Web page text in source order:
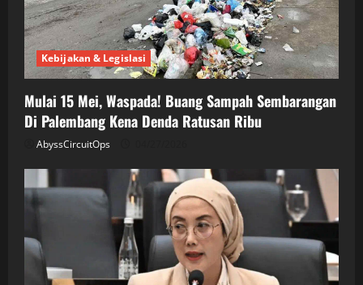
Kebijakan & Legislasi
Mulai 15 Mei, Waspada! Buang Sampah Sembarangan
Di Palembang Kena Denda Ratusan Ribu
AbyssCircuitOps